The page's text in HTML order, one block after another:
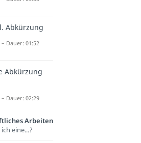
Abkürzung
– Dauer: 01:52
Abkürzung
Dauer: 02:29
Arbeiten
eine...?